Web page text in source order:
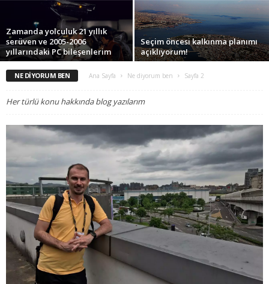
Zamanda yolculuk 21 yıllık
serüven ve 2005-2006
yıllarındaki PC bileşenlerim
Seçim öncesi kalkınma planımı
açıklıyorum!
NE DIYORUM BEN Ana Sayfa Ne diyorum ben Sayfa 2
Her türlü konu hakkında blog yazılarım